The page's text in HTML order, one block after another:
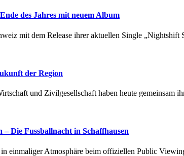
des Jahres mit neuem Album
mit dem Release ihrer aktuellen Single
der Region
und Zivilgesellschaft haben heute gemeinsam
Die Fussballnacht in Schaffhausen
einmaliger Atmosphäre beim offiziellen Public